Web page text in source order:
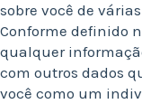
sobre você de
Conforme definido
qualquer
com outros dados
você como um